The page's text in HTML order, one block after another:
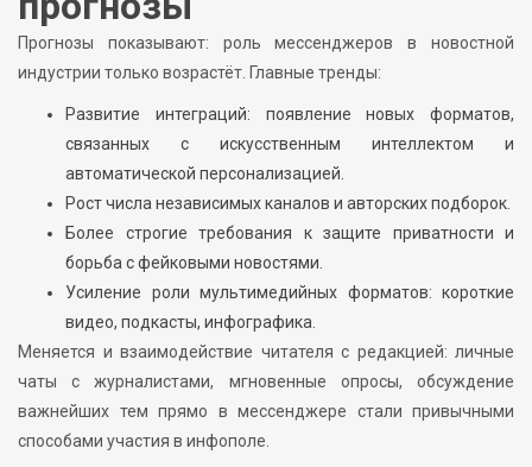
Прогнозы показывают: роль мессенджеров в новостной
индустрии только возрастёт. Главные тренды:
Развитие интеграций: появление новых форматов,
связанных с искусственным интеллектом и
автоматической персонализацией.
Рост числа независимых каналов и авторских подборок.
Более строгие требования к защите приватности и
борьба с фейковыми новостями.
Усиление роли мультимедийных форматов: короткие
видео, подкасты, инфографика.
Меняется и взаимодействие читателя с редакцией: личные
чаты с журналистами, мгновенные опросы, обсуждение
важнейших тем прямо в мессенджере стали привычными
способами участия в инфополе.